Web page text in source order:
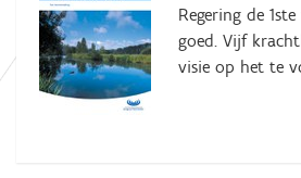
Regering de 1ste
goed. Vijf
visie op het te